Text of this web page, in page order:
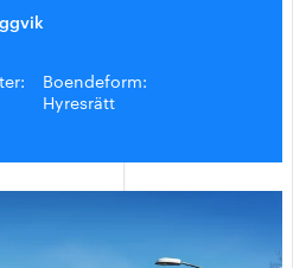
Boendeform:
Hyresrätt